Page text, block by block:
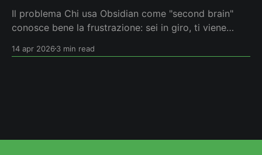
Il problema Chi usa Obsidian come "second brain"
conosce bene la frustrazione: sei in giro, ti viene
aspetti il sync, trovi la nota giusta… e nel frattempo
14 apr 20263 min read